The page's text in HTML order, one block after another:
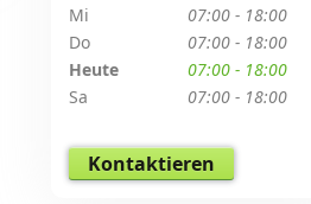
Mi
07:00 - 18:00
Do
07:00 - 18:00
Heute
07:00 - 18:00
Sa
07:00 - 18:00
Kontaktieren